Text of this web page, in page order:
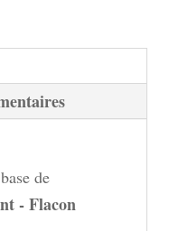
de
- Flacon